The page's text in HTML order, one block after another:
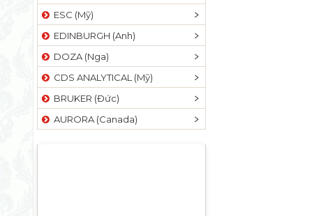
ESC (Mỹ)
EDINBURGH (Anh)
DOZA (Nga)
CDS ANALYTICAL (Mỹ)
BRUKER (Đức)
AURORA (Canada)